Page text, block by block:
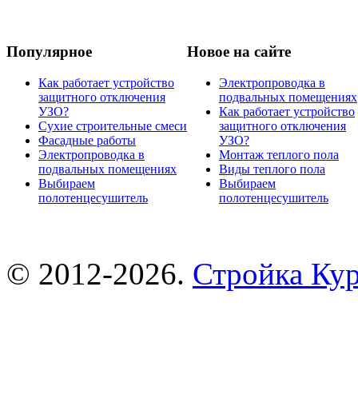
Популярное
Как работает устройство
защитного отключения
УЗО?
Сухие строительные смеси
Фасадные работы
Электропроводка в
подвальных помещениях
Выбираем
полотенцесушитель
Новое на сайте
Электропроводка в
подвальных помещениях
Как работает устройство
защитного отключения
УЗО?
Монтаж теплого пола
Виды теплого пола
Выбираем
полотенцесушитель
© 2012-2026. Стройка